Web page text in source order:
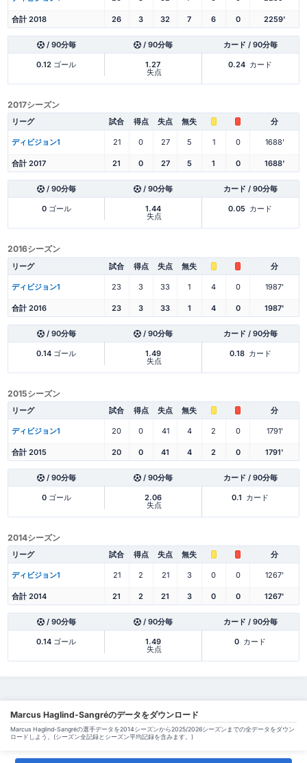
合計 2018 26 3 32 7 6 0 2259'
/ 90分毎 / 90分毎 カード / 90分毎
0.12 ゴール 1.27
失点
0.24 カード
2017シーズン
リーグ 試合 得点 失点 無失 分
ディビジョン1 21 0 27 5 1 0 1688'
合計 2017 21 0 27 5 1 0 1688'
/ 90分毎 / 90分毎 カード / 90分毎
0ゴール 1.44
失点
0.05 カード
2016シーズン
リーグ 試合 得点 失点 無失 分
ディビジョン1 23 3 33 1 4 0 1987'
合計 2016 23 3 33 1 4 0 1987'
/ 90分毎 / 90分毎 カード / 90分毎
0.14 ゴール 1.49
失点
0.18 カード
2015シーズン
リーグ 試合 得点 失点 無失 分
ディビジョン1 20 0 41 4 2 0 1791'
合計 2015 20 0 41 4 2 0 1791'
/ 90分毎 / 90分毎 カード / 90分毎
0ゴール 2.06
失点
0.1 カード
2014シーズン
リーグ 試合 得点 失点 無失 分
ディビジョン1 21 2 21 3 0 0 1267'
合計 2014 21 2 21 3 0 0 1267'
/ 90分毎 / 90分毎 カード / 90分毎
0.14 ゴール 1.49
失点
0 カード
Marcus Haglind-Sangréのデータをダウンロード
Marcus Haglind-Sangréの選手データを2014シーズンから2025/2026シーズンまでの全データをダウン
ロードしよう。(シーズン全記録とシーズン平均記録を含みます。)